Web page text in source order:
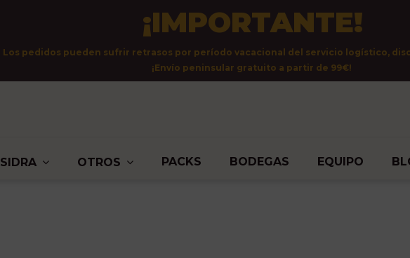
¡IMPORTANTE!
Los pedidos pueden sufrir retrasos por período vacacional del servicio logístico,
¡Envío peninsular gratuito a partir de 99€!
SIDRA OTROS PACKS BODEGAS EQUIPO